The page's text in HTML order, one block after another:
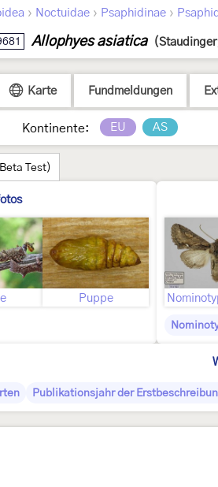
› Noctuidae › Psaphidinae ›
Allophyes asiatica
Karte Fundmeldungen
Kontinente: EU AS
Test)
Puppe
Publikationsjahr der